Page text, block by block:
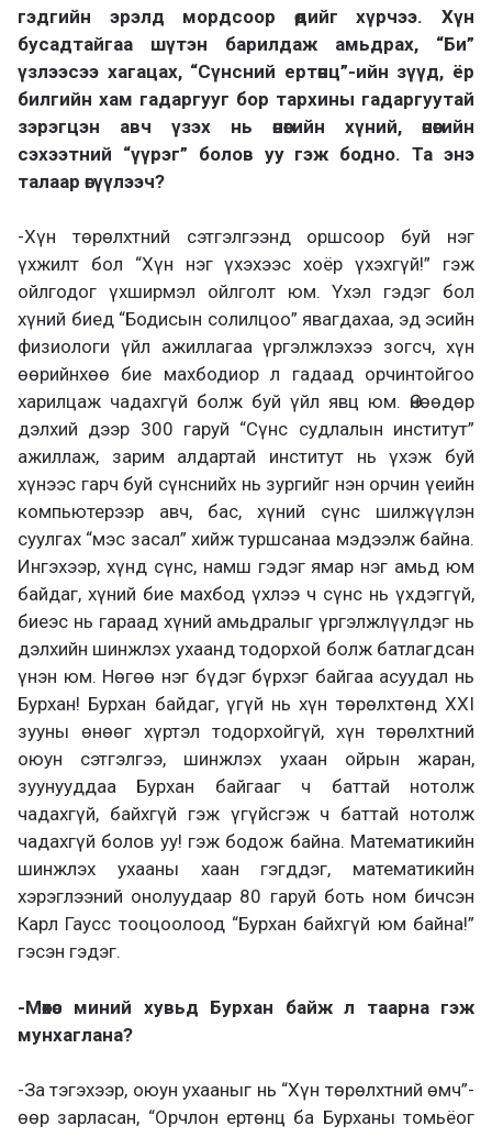
гэдгийн эрэлд мордсоор өдийг хүрчээ. Хүн
бусадтайгаа шүтэн барил­даж амьдрах, “Би”
үзлээсээ хагацах, “Сүнсний ертөнц”-ийн зүүд, ёр
билгийн хам гадаргууг бор тархины гадаргуутай
зэрэгцэн авч үзэх нь өнөөгийн хүний, өнөөгийн
сэхээтний “үүрэг” болов уу гэж бодно. Та энэ
талаар өгүүлээч?
-Хүн төрөлхтний сэтгэлгээнд оршсоор буй нэг
үхжилт бол “Хүн нэг үхэхээс хоёр үхэхгүй!” гэж
ойлгодог үхширмэл ойлголт юм. Үхэл гэдэг бол
хүний биед “Бодисын солилцоо” явагдахаа, эд эсийн
физиологи үйл ажиллагаа үргэлжлэхээ зогсч, хүн
өөрийнхөө бие махбодиор л гадаад орчинтойгоо
харилцаж чадахгүй болж буй үйл явц юм. Өнөөдөр
дэлхий дээр 300 гаруй “Сүнс судлалын институт”
ажиллаж, зарим алдартай институт нь үхэж буй
хүнээс гарч буй сүнснийх нь зургийг нэн орчин үеийн
компьютерээр авч, бас, хүний сүнс шилжүүлэн
суулгах “мэс засал” хийж туршсанаа мэдээлж байна.
Ингэхээр, хүнд сүнс, намш гэдэг ямар нэг амьд юм
байдаг, хүний бие махбод үхлээ ч сүнс нь үхдэггүй,
биеэс нь гараад хүний амьдралыг үргэлжлүүлдэг нь
дэлхийн шинжлэх ухаанд тодорхой болж батлагдсан
үнэн юм. Нөгөө нэг бүдэг бүрхэг байгаа асуудал нь
Бурхан! Бурхан байдаг, үгүй нь хүн төрөлхтөнд XXI
зууны өнөөг хүртэл тодорхойгүй, хүн төрөлхтний
оюун сэтгэлгээ, шинжлэх ухаан ойрын жаран,
зуунууддаа Бурхан байгааг ч баттай нотолж
чадахгүй, байхгүй гэж үгүйсгэж ч баттай нотолж
чадахгүй болов уу! гэж бодож байна. Математикийн
шинжлэх ухааны хаан гэгддэг, математикийн
хэрэглээний онолуудаар 80 гаруй боть ном бичсэн
Карл Гаусс тооцоолоод “Бурхан байхгүй юм байна!”
гэсэн гэдэг.
-Мөхөс миний хувьд Бурхан байж л таарна гэж
мунхаглана?
-За тэгэхээр, оюун ухааныг нь “Хүн төрөлхтний өмч”-
өөр зарласан, “Орчлон ертөнц ба Бурханы томьёог